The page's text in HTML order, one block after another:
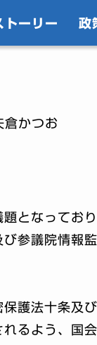
トーリー 政
倉かつお
となってお
参議院情報
護法十条及
るよう、国